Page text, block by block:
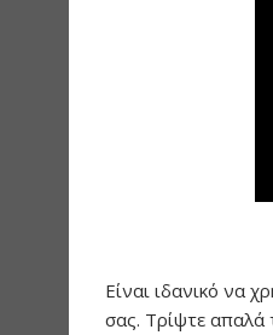
Είναι ιδανικό να
σας. Τρίψτε απαλά